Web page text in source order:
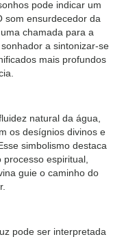
pode indicar um
som ensurdecedor da
chamada para a
a sintonizar-se
mais profundos
natural da água,
os desígnios divinos e
simbolismo destaca
espiritual,
guie o caminho do
pode ser interpretada